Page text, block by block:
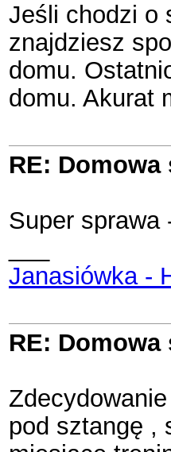
Jeśli chodzi o
znajdziesz
domu.
domu. Akurat
RE: Domowa
Super
Janasiówka -
RE: Domowa
pod sztangę ,